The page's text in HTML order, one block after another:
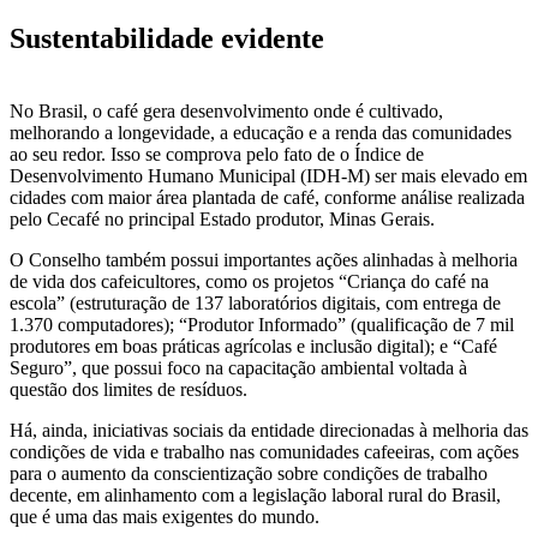
Sustentabilidade evidente
No Brasil, o café gera desenvolvimento onde é cultivado,
melhorando a longevidade, a educação e a renda das comunidades
ao seu redor. Isso se comprova pelo fato de o Índice de
Desenvolvimento Humano Municipal (IDH-M) ser mais elevado em
cidades com maior área plantada de café, conforme análise realizada
pelo Cecafé no principal Estado produtor, Minas Gerais.
O Conselho também possui importantes ações alinhadas à melhoria
de vida dos cafeicultores, como os projetos “Criança do café na
escola” (estruturação de 137 laboratórios digitais, com entrega de
1.370 computadores); “Produtor Informado” (qualificação de 7 mil
produtores em boas práticas agrícolas e inclusão digital); e “Café
Seguro”, que possui foco na capacitação ambiental voltada à
questão dos limites de resíduos.
Há, ainda, iniciativas sociais da entidade direcionadas à melhoria das
condições de vida e trabalho nas comunidades cafeeiras, com ações
para o aumento da conscientização sobre condições de trabalho
decente, em alinhamento com a legislação laboral rural do Brasil,
que é uma das mais exigentes do mundo.